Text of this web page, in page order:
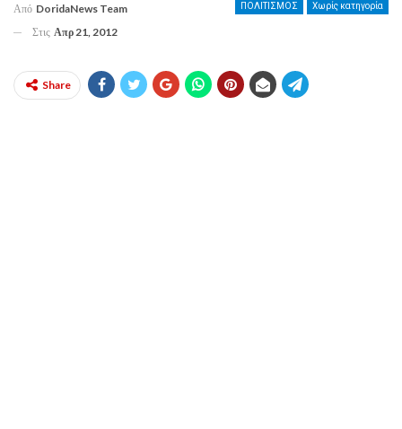
ΠΟΛΙΤΙΣΜΟΣ Χωρίς κατηγορία
Από DoridaNews Team
Στις Απρ 21, 2012
Share